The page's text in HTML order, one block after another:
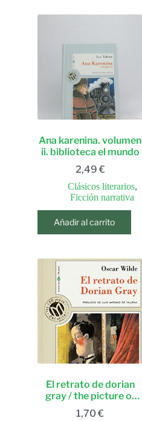
Ana karenina. volumen
ii. biblioteca el mundo
2,49 €
Clásicos literarios,
Ficción narrativa
Añadir al carrito
El retrato de dorian
gray / the picture of
dorian gray
1,70 €